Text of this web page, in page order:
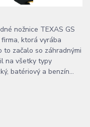
nožnice TEXAS GS
ktorá vyrába
to začalo so záhradnými
na všetky typy
batériový a benzín...